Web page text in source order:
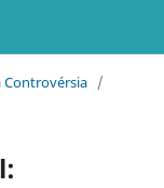
Controvérsia /